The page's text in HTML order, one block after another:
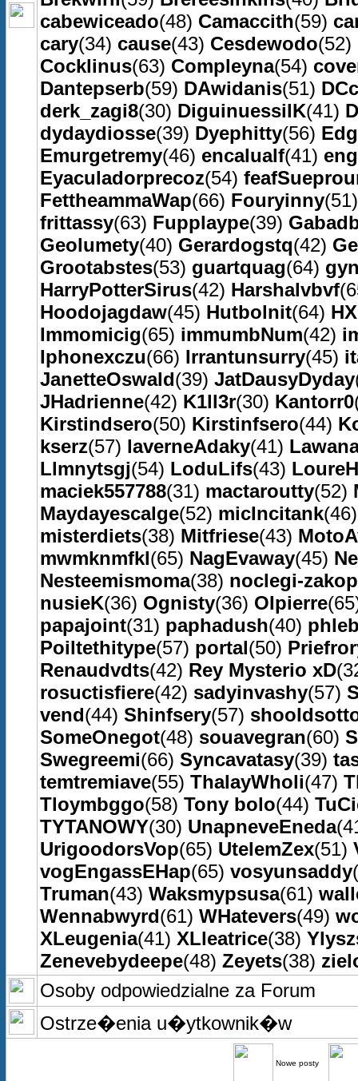
cabewiceado(48) Camaccith(59)
cary(34) cause(43) Cesdewodo(52)
Cocklinus(63) Compleyna(54)
Dantepserb(59) DAwidanis(51)
derk_zagi8(30) DiguinuessilK(41)
dydaydiosse(39) Dyephitty(56)
Emurgetremy(46) encalualf(41)
Eyaculadorprecoz(54)
FettheammaWap(66) Fouryinny
frittassy(63) Fupplaype(39)
Geolumety(40) Gerardogstq(42)
Grootabstes(53) guartquag(64)
HarryPotterSirus(42) Harshalvbvf
Hoodojagdaw(45) Hutbolnit(64)
Immomicig(65) immumbNum(42)
Iphonexczu(66) Irrantunsurry(45)
JanetteOswald(39) JatDausyDyday
JHadrienne(42) K1ll3r(30) Kantorr0
Kirstindsero(50) Kirstinfsero(44)
kserz(57) laverneAdaky(41)
Llmnytsgj(54) LoduLifs(43)
maciek557788(31) mactaroutty(52)
Maydayescalge(52) micIncitank
misterdiets(38) Mitfriese(43)
mwmknmfkl(65) NagEvaway(45)
Nesteemismoma(38) noclegi-
nusieK(36) Ognisty(36) OIpierre
papajoint(31) paphadush(40)
Poiltethitype(57) portal(50)
Renaudvdts(42) Rey Mysterio xD
rosuctisfiere(42) sadyinvashy(57)
vend(44) Shinfsery(57)
SomeOnegot(48) souavegran(60)
Swegreemi(66) Syncavatasy(39)
temtremiave(55) ThalayWholi(47)
Tloymbggo(58) Tony bolo(44)
TYTANOWY(30) UnapneveEneda
UrigoodorsVop(65) UtelemZex(51)
vogEngassEHap(65) vosyunsaddy
Truman(43) Waksmypsusa(61)
Wennabwyrd(61) WHatevers(49)
XLeugenia(41) XLleatrice(38)
Zenevebydeepe(48) Zeyets(38)
Osoby odpowiedzialne za Forum
Ostrze�enia u�ytkownik�w
Nowe posty